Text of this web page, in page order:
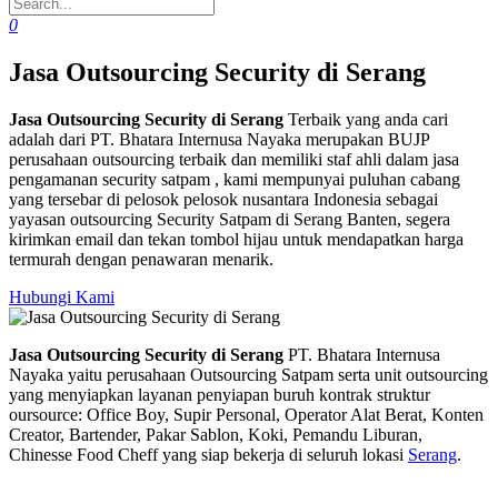
0
Jasa Outsourcing Security di Serang
Jasa Outsourcing Security di Serang Terbaik yang anda cari
adalah dari PT. Bhatara Internusa Nayaka merupakan BUJP
perusahaan outsourcing terbaik dan memiliki staf ahli dalam jasa
pengamanan security satpam , kami mempunyai puluhan cabang
yang tersebar di pelosok pelosok nusantara Indonesia sebagai
yayasan outsourcing Security Satpam di Serang Banten, segera
kirimkan email dan tekan tombol hijau untuk mendapatkan harga
termurah dengan penawaran menarik.
Hubungi Kami
Jasa Outsourcing Security di Serang PT. Bhatara Internusa
Nayaka yaitu perusahaan Outsourcing Satpam serta unit outsourcing
yang menyiapkan layanan penyiapan buruh kontrak struktur
oursource: Office Boy, Supir Personal, Operator Alat Berat, Konten
Creator, Bartender, Pakar Sablon, Koki, Pemandu Liburan,
Chinesse Food Cheff yang siap bekerja di seluruh lokasi Serang.